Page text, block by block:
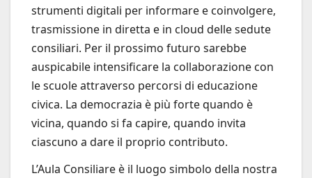
strumenti digitali per informare e coinvolgere,
trasmissione in diretta e in cloud delle sedute
consiliari. Per il prossimo futuro sarebbe
auspicabile intensificare la collaborazione con
le scuole attraverso percorsi di educazione
civica. La democrazia è più forte quando è
vicina, quando si fa capire, quando invita
ciascuno a dare il proprio contributo.
L’Aula Consiliare è il luogo simbolo della nostra